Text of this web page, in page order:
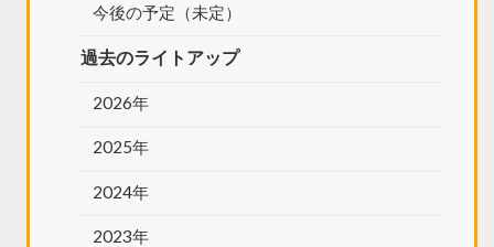
今後の予定（未定）
過去のライトアップ
2026年
2025年
2024年
2023年